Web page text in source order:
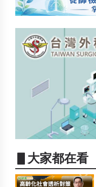
▋大家都在看